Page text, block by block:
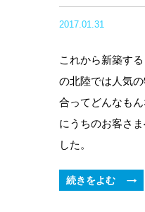
2017.01.31
これから新築す
の北陸では人気
合ってどんなも
にうちのお客さ
した。
続きをよむ